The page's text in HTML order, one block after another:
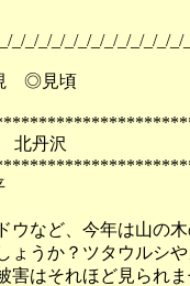
_/_/_/_/_/_/_/_/_/_/_/_/
◎見頃
丹沢
ウなど、今年は山の
ょうか？ツタウルシ
害はそれほど見られ